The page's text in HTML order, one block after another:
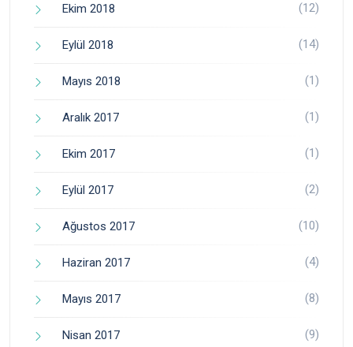
Ekim 2018 (12)
Eylül 2018 (14)
Mayıs 2018 (1)
Aralık 2017 (1)
Ekim 2017 (1)
Eylül 2017 (2)
Ağustos 2017 (10)
Haziran 2017 (4)
Mayıs 2017 (8)
Nisan 2017 (9)